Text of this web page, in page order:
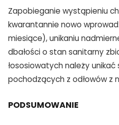
Zapobieganie wystąpieniu
kwarantannie nowo
miesiące), unikaniu
dbałości o stan sanitarny
łososiowatych należy
pochodzących z odłowów z
PODSUMOWANIE